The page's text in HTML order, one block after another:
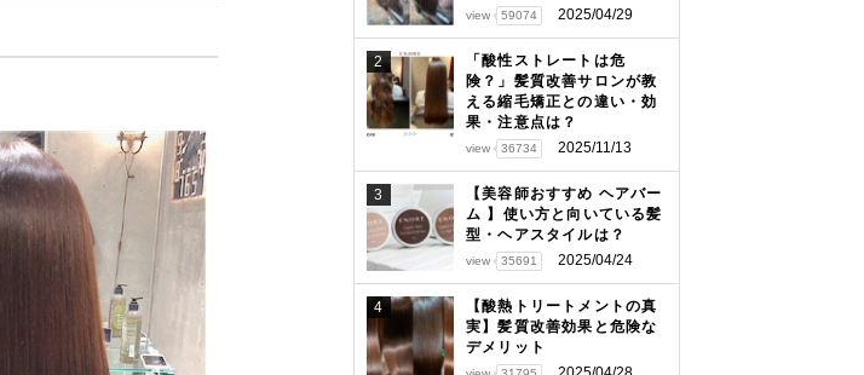
view 59074 2025/04/29
2
「酸性ストレートは危
険？」髪質改善サロンが教
える縮毛矯正との違い・効
果・注意点は？
view 36734 2025/11/13
3
【美容師おすすめ ヘアバー
ム 】使い方と向いている髪
型・ヘアスタイルは？
view 35691 2025/04/24
4
【酸熱トリートメントの真
実】髪質改善効果と危険な
デメリット